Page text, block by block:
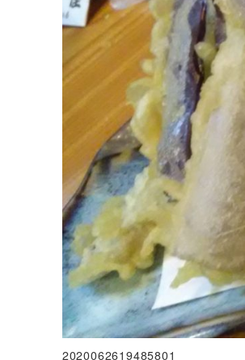
2020062619485801